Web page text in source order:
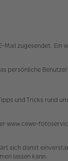
zugesendet.
persönliche
und Tricks rund
www.cewe-
sich damit
lassen kann.